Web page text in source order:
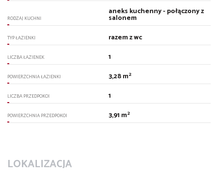
RODZAJ KUCHNI
aneks kuchenny - połączony z
salonem
TYP ŁAZIENKI razem z wc
LICZBA ŁAZIENEK 1
POWIERZCHNIA ŁAZIENKI 3,28 m2
LICZBA PRZEDPOKOI 1
POWIERZCHNIA PRZEDPOKOI 3,91 m2
LOKALIZACJA